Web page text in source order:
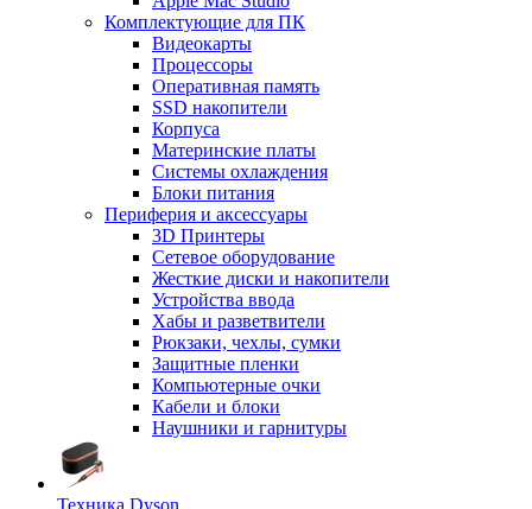
Комплектующие для ПК
Видеокарты
Процессоры
Оперативная память
SSD накопители
Корпуса
Материнские платы
Системы охлаждения
Блоки питания
Периферия и аксессуары
3D Принтеры
Сетевое оборудование
Жесткие диски и накопители
Устройства ввода
Хабы и разветвители
Рюкзаки, чехлы, сумки
Защитные пленки
Компьютерные очки
Кабели и блоки
Наушники и гарнитуры
Техника Dyson